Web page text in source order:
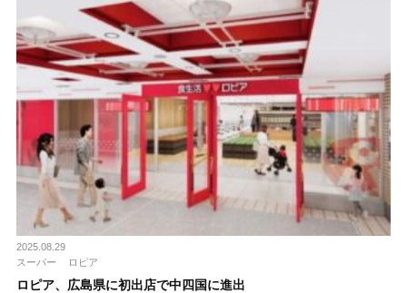
2025.08.29
スーパー
ロピア
ロピア、広島県に初出店で中四国に進出